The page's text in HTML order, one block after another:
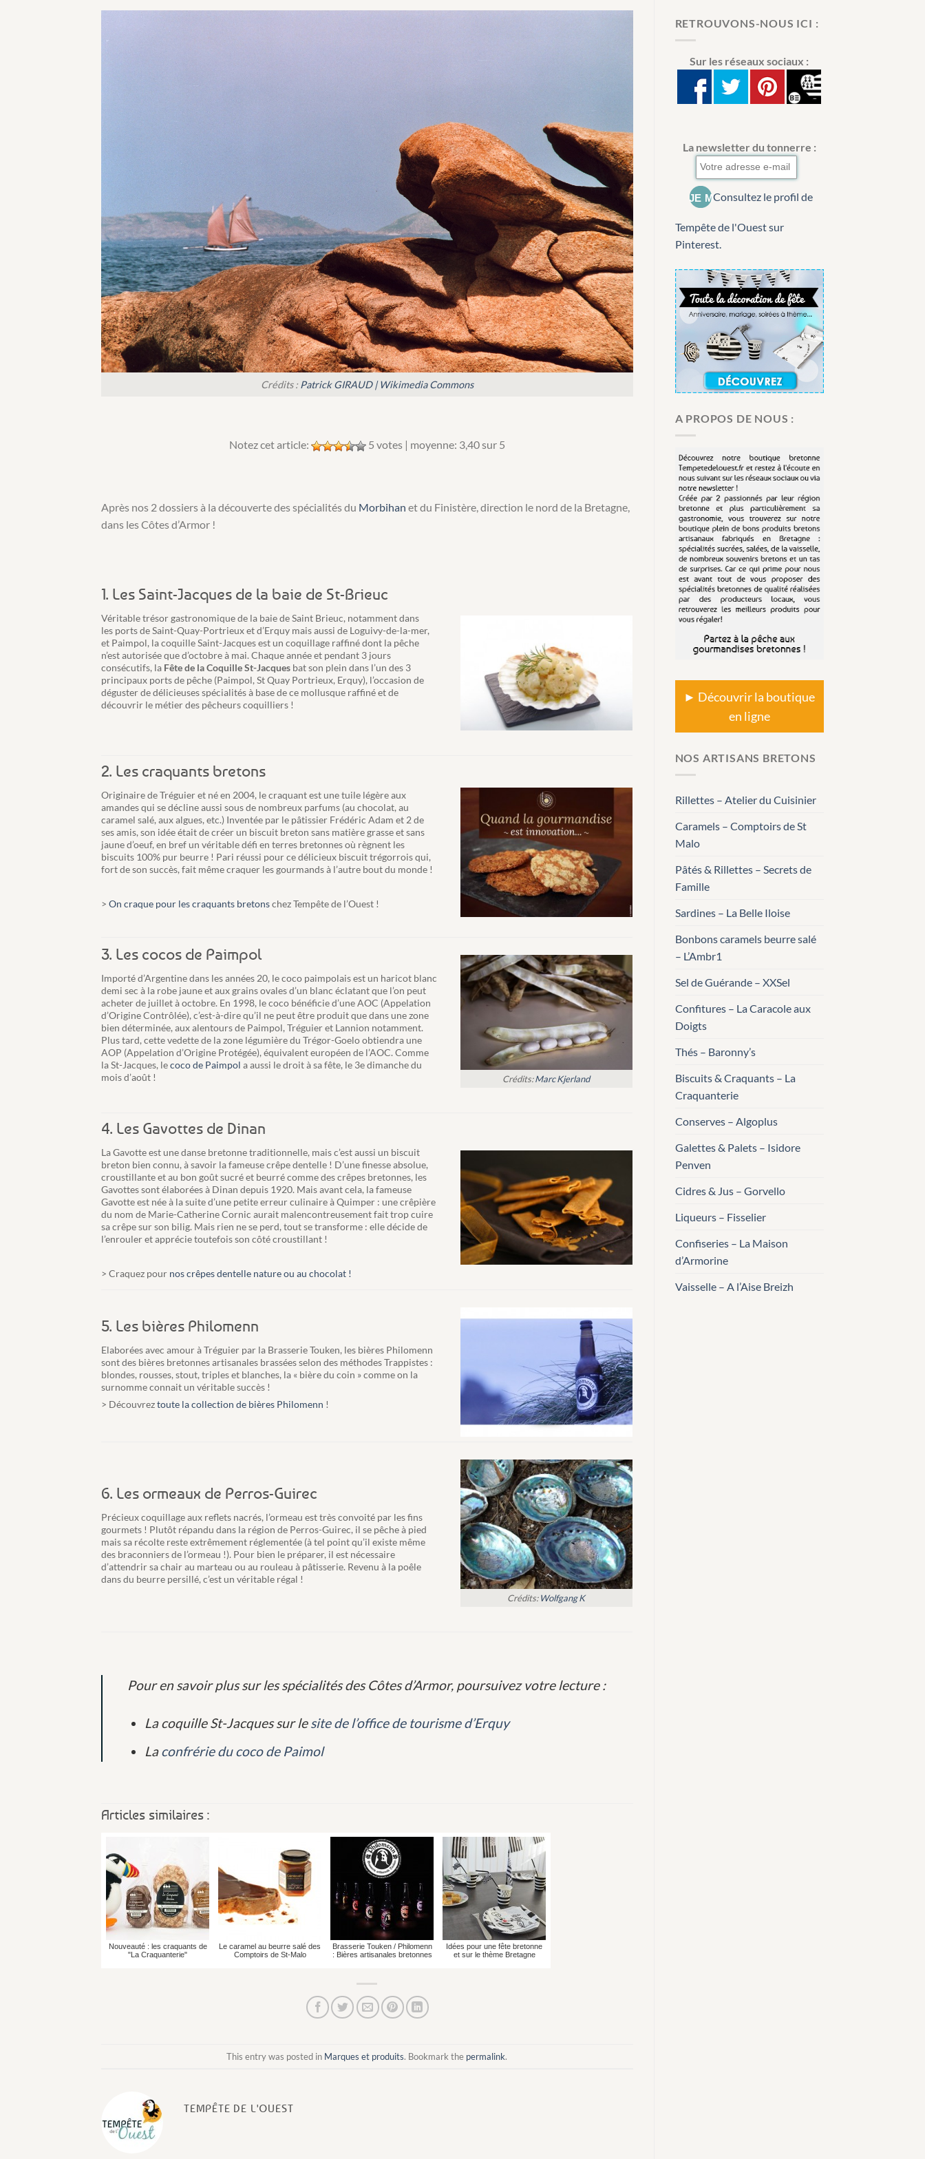
Crédits :Patrick GIRAUD | Wikimedia Commons
Notez cet article: 5 votes | moyenne: 3,40sur 5
Après nos 2 dossiers à la découverte des spécialités du Morbihan et du Finistère, direction le nord de la Bretagne,
dans les Côtes d’Armor !
1. Les Saint-Jacques de la baie de St-Brieuc
Véritable trésor gastronomique de la baie de Saint Brieuc, notamment dans
les ports de Saint-Quay-Portrieux et d’Erquy mais aussi de Loguivy-de-la-mer,
et Paimpol, la coquille Saint-Jacques est un coquillage raffiné dont la pêche
n’est autorisée que d’octobre à mai. Chaque année et pendant 3 jours
consécutifs, la Fête de la Coquille St-Jacques bat son plein dans l’un des 3
principaux ports de pêche (Paimpol, St Quay Portrieux, Erquy), l’occasion de
déguster de délicieuses spécialités à base de ce mollusque raffiné et de
découvrir le métier des pêcheurs coquilliers !
2. Les craquants bretons
Originaire de Tréguier et né en 2004, le craquant est une tuile légère aux
amandes qui se décline aussi sous de nombreux parfums (au chocolat, au
caramel salé, aux algues, etc.) Inventée par le pâtissier Frédéric Adam et 2 de
ses amis, son idée était de créer un biscuit breton sans matière grasse et sans
jaune d’oeuf, en bref un véritable défi en terres bretonnes où règnent les
biscuits 100% pur beurre ! Pari réussi pour ce délicieux biscuit trégorrois qui,
fort de son succès, fait même craquer les gourmands à l’autre bout du monde !
> On craque pour les craquants bretonschez Tempête de l’Ouest !
3. Les cocos de Paimpol
Importé d’Argentine dans les années 20, le coco paimpolais est un haricot blanc
demi sec à la robe jaune et aux grains ovales d’un blanc éclatant que l’on peut
acheter de juillet à octobre. En 1998, le coco bénéficie d’une AOC (Appelation
d’Origine Contrôlée), c’est-à-dire qu’il ne peut être produit que dans une zone
bien déterminée, aux alentours de Paimpol, Tréguier et Lannion notamment.
Plus tard, cette vedette de la zone légumière du Trégor-Goelo obtiendra une
AOP (Appelation d’Origine Protégée), équivalent européen de l’AOC. Comme
la St-Jacques, lecoco de Paimpol a aussi le droit à sa fête, le 3e dimanche du
mois d’août !
Crédits:Marc Kjerland
4. Les Gavottes de Dinan
La Gavotte est une danse bretonne traditionnelle, mais c’est aussi un biscuit
breton bien connu, à savoir la fameuse crêpe dentelle ! D’une finesse absolue,
croustillante et au bon goût sucré et beurré comme des crêpes bretonnes, les
Gavottes sont élaborées à Dinan depuis 1920. Mais avant cela, la fameuse
Gavotte est née à la suite d’une petite erreur culinaire à Quimper : une crêpière
du nom de Marie-Catherine Cornic aurait malencontreusement fait trop cuire
sa crêpe sur son bilig. Mais rien ne se perd, tout se transforme : elle décide de
l’enrouler et apprécie toutefois son côté croustillant !
> Craquez pour nos crêpes dentelle nature ou au chocolat !
5. Les bières Philomenn
Elaborées avec amour à Tréguier par la Brasserie Touken, les bières Philomenn
sont des bières bretonnes artisanales brassées selon des méthodes Trappistes :
blondes, rousses, stout, triples et blanches, la « bière du coin » comme on la
surnomme connait un véritable succès !
> Découvreztoute la collection de bières Philomenn !
6. Les ormeaux de Perros-Guirec
Précieux coquillage aux reflets nacrés, l’ormeau est très convoité par les fins
gourmets ! Plutôt répandu dans la région de Perros-Guirec, il se pêche à pied
mais sa récolte reste extrêmement réglementée (à tel point qu’il existe même
des braconniers de l’ormeau !). Pour bien le préparer, il est nécessaire
d’attendrir sa chair au marteau ou au rouleau à pâtisserie. Revenu à la poêle
dans du beurre persillé, c’est un véritable régal !
Crédits:Wolfgang K
Pour en savoir plus sur les spécialités des Côtes d’Armor, poursuivez votre lecture :
La coquille St-Jacques sur lesite de l’office de tourisme d’Erquy
Laconfrérie du coco de Paimol
Articles similaires :
Nouveauté : les craquants de
"La Craquanterie"
Le caramel au beurre salé des
Comptoirs de St-Malo
Brasserie Touken / Philomenn
: Bières artisanales bretonnes
Idées pour une fête bretonne
et sur le thème Bretagne
This entry was posted in Marques et produits. Bookmark the permalink.
TEMPÊTE DE L'OUEST
RETROUVONS-NOUS ICI :
Sur les réseaux sociaux :
La newsletter du tonnerre :
Consultez le profil de
Tempête de l'Ouest sur
Pinterest.
A PROPOS DE NOUS :
► Découvrir la boutique
en ligne
NOS ARTISANS BRETONS
Rillettes – Atelier du Cuisinier
Caramels – Comptoirs de St
Malo
Pâtés & Rillettes – Secrets de
Famille
Sardines – La Belle Iloise
Bonbons caramels beurre salé
– L’Ambr1
Sel de Guérande – XXSel
Confitures – La Caracole aux
Doigts
Thés – Baronny’s
Biscuits & Craquants – La
Craquanterie
Conserves – Algoplus
Galettes & Palets – Isidore
Penven
Cidres & Jus – Gorvello
Liqueurs – Fisselier
Confiseries – La Maison
d’Armorine
Vaisselle – A l’Aise Breizh